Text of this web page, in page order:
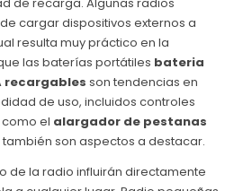
cargar dispositivos externos a
resulta muy práctico en la
las baterías portátiles bateria
recargables son tendencias en
de uso, incluidos controles
como el alargador de pestanas
son aspectos a destacar.
de la radio influirán directamente